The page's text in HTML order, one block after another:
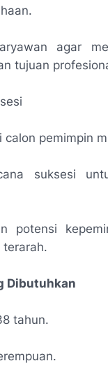
agar
tujuan
calon pemimpin
suksesi
potensi
terarah.
Dibutuhkan
tahun.